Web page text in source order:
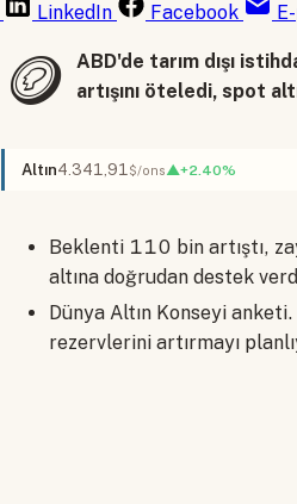
LinkedIn Facebook
🪙
ABD'de tarım dışı
artışını öteledi, spot
Altın4.341,91$/ons▲+2.40%
Beklenti 110 bin artıştı,
altına doğrudan destek
Dünya Altın Konseyi
rezervlerini artırmayı